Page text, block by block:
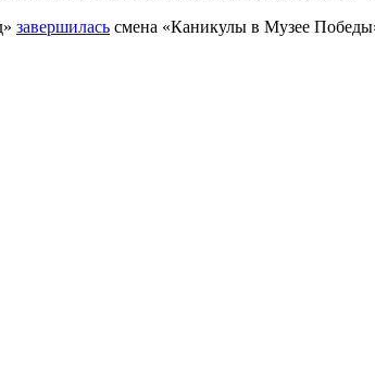
завершилась смена «Каникулы в Музее